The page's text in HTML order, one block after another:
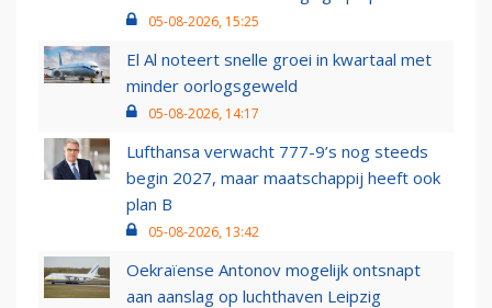
05-08-2026, 15:25
El Al noteert snelle groei in kwartaal met
minder oorlogsgeweld
05-08-2026, 14:17
Lufthansa verwacht 777-9’s nog steeds
begin 2027, maar maatschappij heeft ook
plan B
05-08-2026, 13:42
Oekraïense Antonov mogelijk ontsnapt
aan aanslag op luchthaven Leipzig